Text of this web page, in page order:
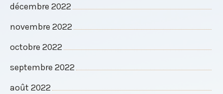
décembre 2022
novembre 2022
octobre 2022
septembre 2022
août 2022